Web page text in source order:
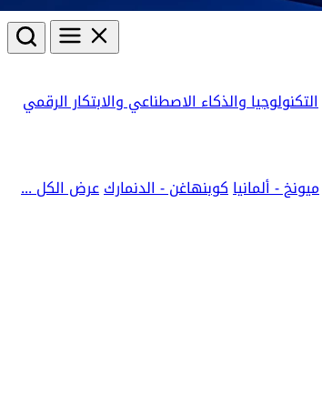
التكنولوجيا والذكاء الاصطناعي والابتكار الرقمي
ميونخ - ألمانياكوبنهاغن - الدنماركعرض الكل ...